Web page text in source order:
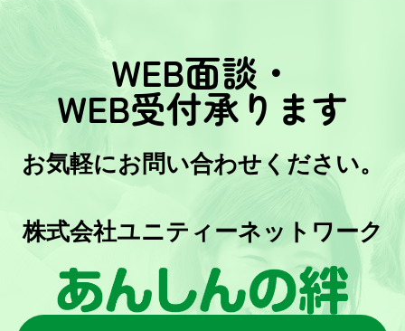
WEB面談・
WEB受付承ります
お気軽にお問い合わせください。
株式会社ユニティーネットワーク